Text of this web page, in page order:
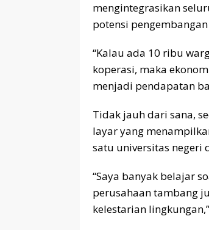
mengintegrasikan
potensi
“Kalau ada 10 ribu
koperasi, maka
menjadi pendapatan
Tidak jauh dari sana,
layar yang
satu universitas negeri
“Saya banyak belajar
perusahaan tambang
kelestarian